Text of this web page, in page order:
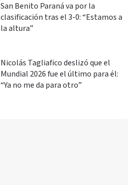
San Benito Paraná va por la
clasificación tras el 3-0: “Estamos a
la altura”
Nicolás Tagliafico deslizó que el
Mundial 2026 fue el último para él:
“Ya no me da para otro”